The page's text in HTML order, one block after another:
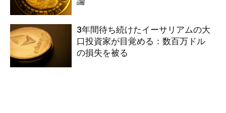
3年間待ち続けたイーサリアムの大
口投資家が目覚める：数百万ドル
の損失を被る